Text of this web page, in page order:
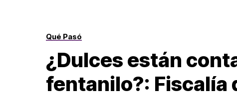
Qué Pasó
¿Dulces están
fentanilo?: Fiscalía